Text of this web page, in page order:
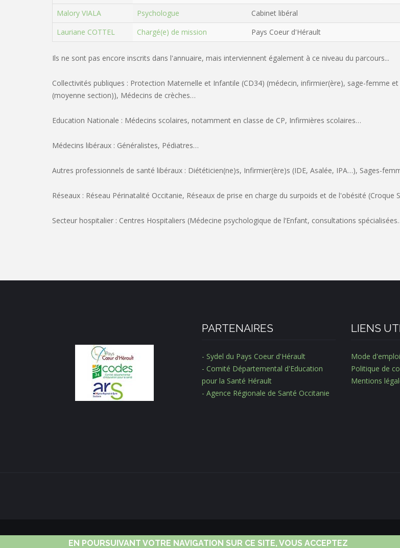
Malory VIALA
Psychologue Cabinet libéral
Lauriane COTTEL
Chargé(e) de mission Pays Coeur d'Hérault
Ils ne sont pas encore inscrits dans l'annuaire, mais interviennent également à ce niveau du parcours...
Collectivités publiques : Protection Maternelle et Infantile (CD34) (médecin, infirmier(ère), sage-femme
(moyenne section)), Médecins de crèches…
Education Nationale : Médecins scolaires, notamment en classe de CP, Infirmières scolaires…
Médecins libéraux : Généralistes, Pédiatres…
Autres professionnels de santé libéraux : Diététicien(ne)s, Infirmier(ère)s (IDE, Asalée, IPA…), Sages-
Réseaux : Réseau Périnatalité Occitanie, Réseaux de prise en charge du surpoids et de l'obésité (Croque
Secteur hospitalier : Centres Hospitaliers (Médecine psychologique de l’Enfant, consultations
PARTENAIRES
- Sydel du Pays Coeur d'Hérault
- Comité Départemental d'Education
pour la Santé Hérault
- Agence Régionale de Santé Occitanie
LIENS
Mode d'emploi
Politique de
Mentions
Copyright © 2018Pays Coeur
EN POURSUIVANT VOTRE NAVIGATION SUR CE SITE, VOUS ACCEPTEZ